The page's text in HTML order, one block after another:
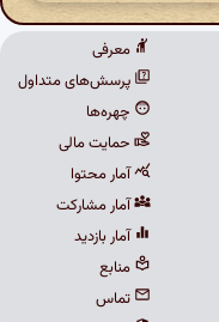
معرفی
پرسش‌های متداول
چهره‌ها
حمایت مالی
آمار محتوا
آمار مشارکت
آمار بازدید
منابع
تماس